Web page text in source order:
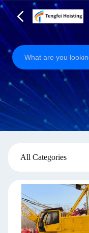
All Categories